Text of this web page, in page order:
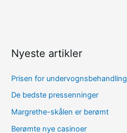
Nyeste artikler
Prisen for undervognsbehandling
De bedste pressenninger
Margrethe-skålen er berømt
Berømte nye casinoer